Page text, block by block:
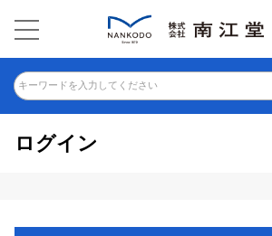
キーワードを入力してください
ログイン